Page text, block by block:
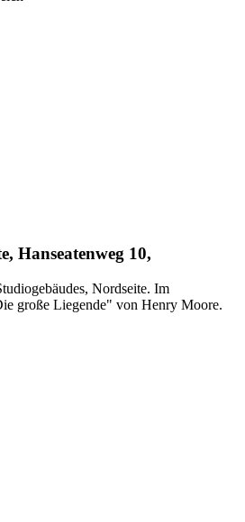
Hanseatenweg 10,
Nordseite. Im
große Liegende" von Henry Moore.